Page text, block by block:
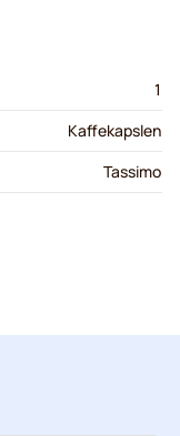
1
Kaffekapslen
Tassimo